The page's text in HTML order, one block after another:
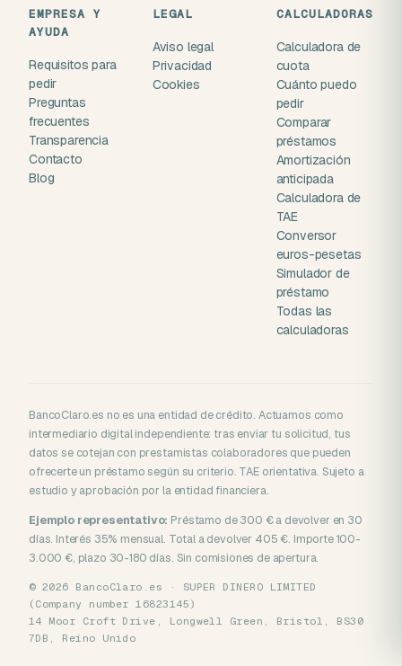
EMPRESA Y
AYUDA
Requisitos para
pedir
Preguntas
frecuentes
Transparencia
Contacto
Blog
LEGAL
Aviso legal
Privacidad
Cookies
CALCULADORAS
Calculadora de
cuota
Cuánto puedo
pedir
Comparar
préstamos
Amortización
anticipada
Calculadora de
TAE
Conversor
euros-pesetas
Simulador de
préstamo
Todas las
calculadoras
BancoClaro.es no es una entidad de crédito. Actuamos como
intermediario digital independiente: tras enviar tu solicitud, tus
datos se cotejan con prestamistas colaboradores que pueden
ofrecerte un préstamo según su criterio. TAE orientativa. Sujeto a
estudio y aprobación por la entidad financiera.
Ejemplo representativo: Préstamo de 300 € a devolver en 30
días. Interés 35% mensual. Total a devolver 405 €. Importe 100-
3.000 €, plazo 30-180 días. Sin comisiones de apertura.
© 2026 BancoClaro.es · SUPER DINERO LIMITED
(Company number 16823145)
14 Moor Croft Drive, Longwell Green, Bristol, BS30
7DB, Reino Unido